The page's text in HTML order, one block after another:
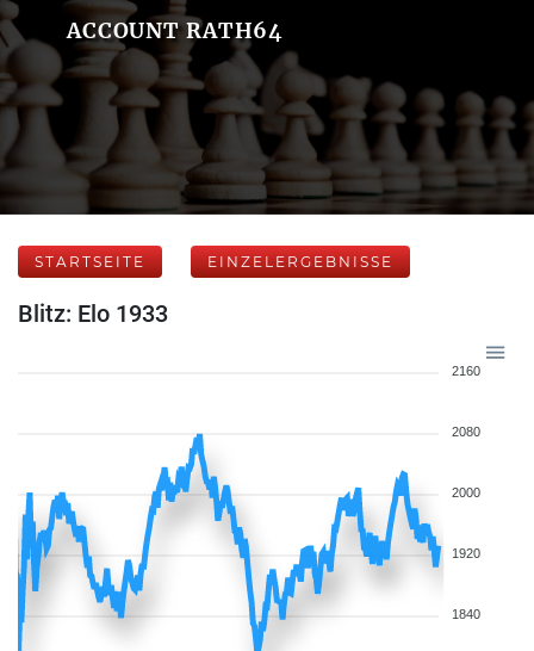
ACCOUNT RATH64
STARTSEITE EINZELERGEBNISSE
Blitz: Elo 1933
2160
2080
2000
1920
1840